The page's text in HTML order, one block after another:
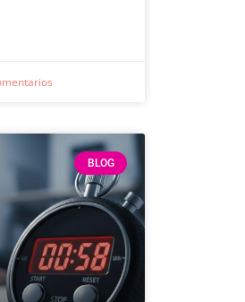
BLOG